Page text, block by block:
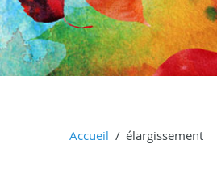
Accueil élargissement